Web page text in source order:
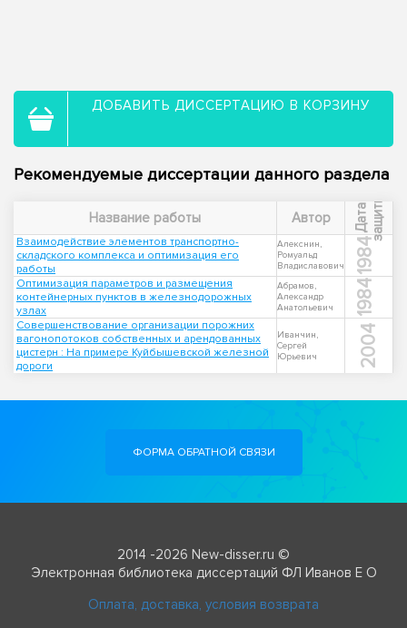
ДОБАВИТЬ ДИССЕРТАЦИЮ В КОРЗИНУ
Рекомендуемые диссертации данного раздела
Название работы Автор Д
а
т
а
з
а
щ
и
т ы
Взаимодействие элементов транспортно-
складского комплекса и оптимизация его
работы
Алекснин,
Ромуальд
Владиславович
1984
Оптимизация параметров и размещения
контейнерных пунктов в железнодорожных
узлах
Абрамов,
Александр
Анатольевич
1984
Совершенствование организации порожних
вагонопотоков собственных и арендованных
цистерн : На примере Куйбышевской железной
дороги
Иванчин,
Сергей
Юрьевич
2004
ФОРМА ОБРАТНОЙ СВЯЗИ
2014 -2026 New-disser.ru ©
Электронная библиотека диссертаций ФЛ Иванов Е О
Оплата, доставка, условия возврата